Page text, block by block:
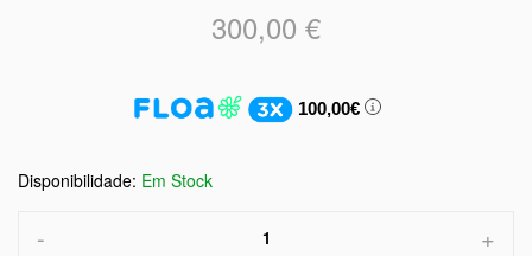
300,00 €
100,00€
Em Stock
- +